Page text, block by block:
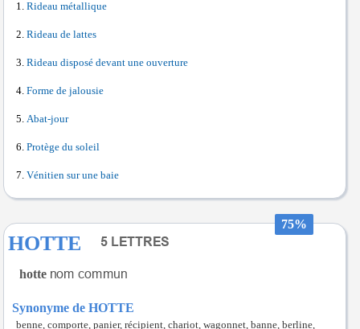
Rideau métallique
Rideau de lattes
Rideau disposé devant une ouverture
Forme de jalousie
Abat-jour
Protège du soleil
Vénitien sur une baie
75%
HOTTE
hotte
Synonyme de HOTTE
benne, comporte, panier, récipient, chariot, wagonnet, banne, berline,